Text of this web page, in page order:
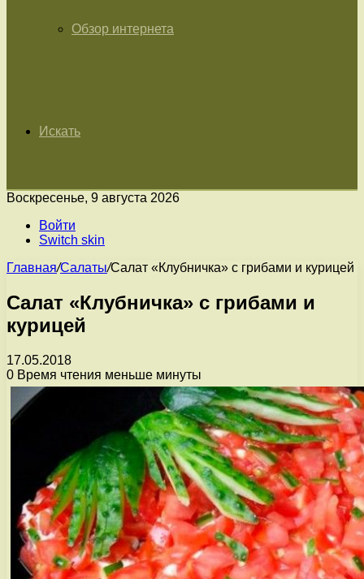
Обзор интернета
Искать
Воскресенье, 9 августа 2026
Войти
Switch skin
Главная/Салаты/Салат «Клубничка» с грибами и курицей
Салат «Клубничка» с грибами и
курицей
17.05.2018
0 Время чтения меньше минуты